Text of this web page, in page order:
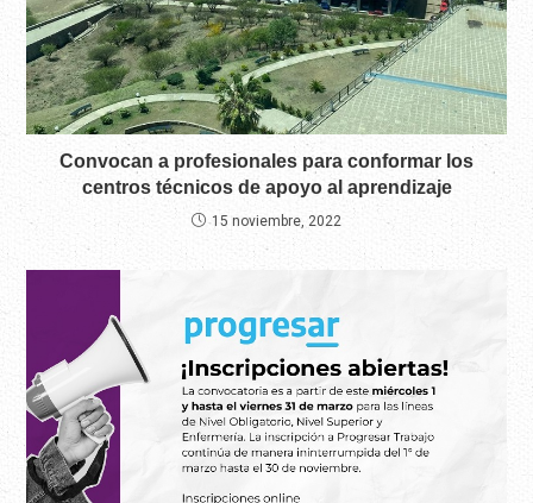
Convocan a profesionales para conformar los
centros técnicos de apoyo al aprendizaje
15 noviembre, 2022